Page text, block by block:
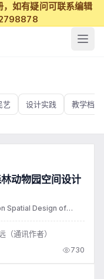
如有疑问可联系编辑
艺 设计实践 教学档案
动物园空间设计
Spatial Design of
（通讯作者）
730